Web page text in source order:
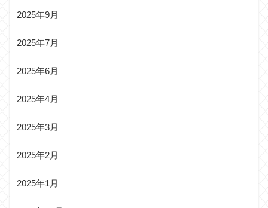
2025年9月
2025年7月
2025年6月
2025年4月
2025年3月
2025年2月
2025年1月